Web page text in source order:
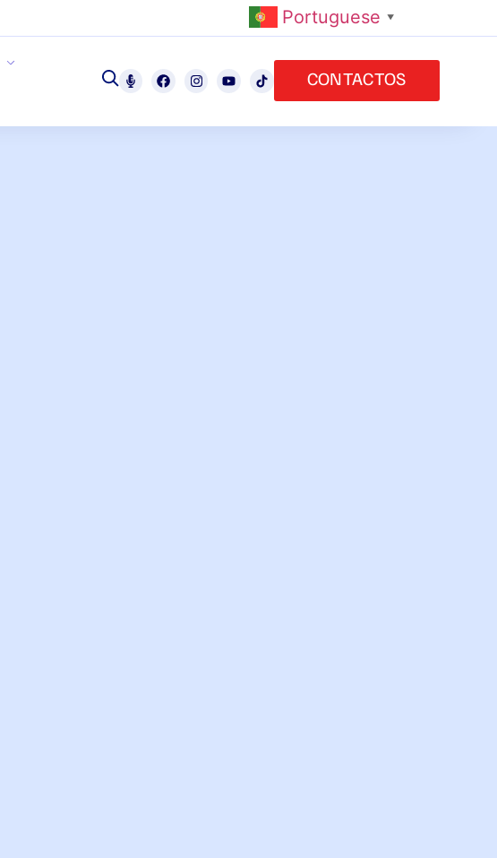
Portuguese ▼
CONTACTOS